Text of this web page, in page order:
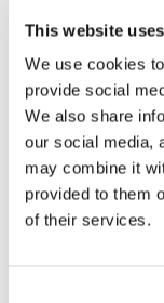
This website
We use cookies
provide social
We also share
our social media,
may combine it
provided to them
of their services.
15 de abril de
« ... 8